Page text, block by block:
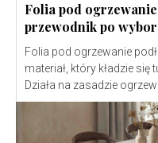
Folia pod
przewodnik po
Folia pod ogrzewanie
materiał, który kładzie się
Działa na zasadzie